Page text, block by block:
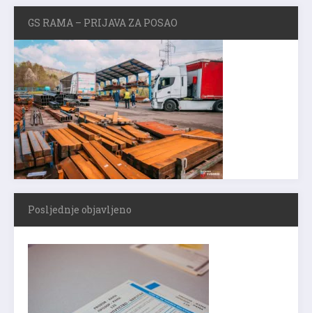
GS RAMA – PRIJAVA ZA POSAO
Posljednje objavljeno